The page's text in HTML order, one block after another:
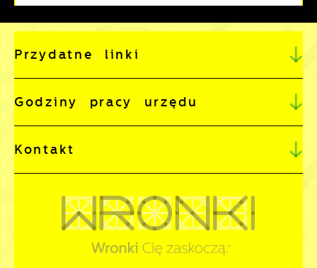
Przydatne linki
Godziny pracy urzędu
Kontakt